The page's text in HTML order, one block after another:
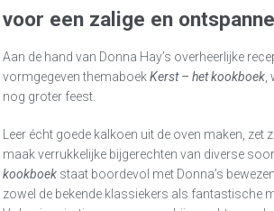
voor een zalige en
Aan de hand van Donna Hay’s overheerlijke
vormgegeven themaboekKerst – het kookboek
nog groter feest.
Leer écht goede kalkoen uit de oven maken, zet
maak verrukkelijke bijgerechten van diverse
kookboek staat boordevol met Donna’s
zowel de bekende klassiekers als fantastische